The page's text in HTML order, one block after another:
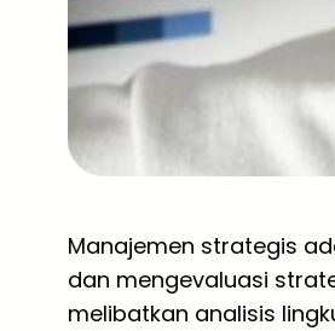
Manajemen strategis
dan mengevaluasi
melibatkan analisis